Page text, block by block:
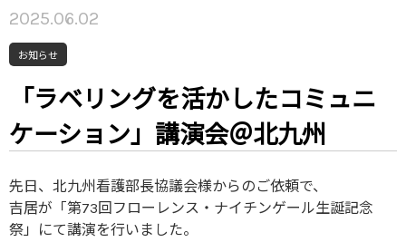
2025.06.02
お知らせ
「ラベリングを活かしたコミュニ
ケーション」講演会＠北九州
先日、北九州看護部長協議会様からのご依頼で、
吉居が「第73回フローレンス・ナイチンゲール生誕記念
祭」にて講演を行いました。